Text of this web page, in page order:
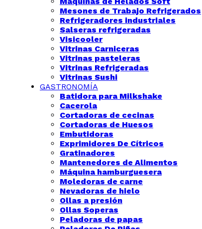
Mesones de Trabajo Refrigerados
Refrigeradores industriales
Salseras refrigeradas
Visicooler
Vitrinas Carniceras
Vitrinas pasteleras
Vitrinas Refrigeradas
Vitrinas Sushi
GASTRONOMÍA
Batidora para Milkshake
Cacerola
Cortadoras de cecinas
Cortadoras de Huesos
Embutidoras
Exprimidores De Cítricos
Gratinadores
Mantenedores de Alimentos
Máquina hamburguesera
Moledoras de carne
Nevadoras de hielo
Ollas a presión
Ollas Soperas
Peladoras de papas